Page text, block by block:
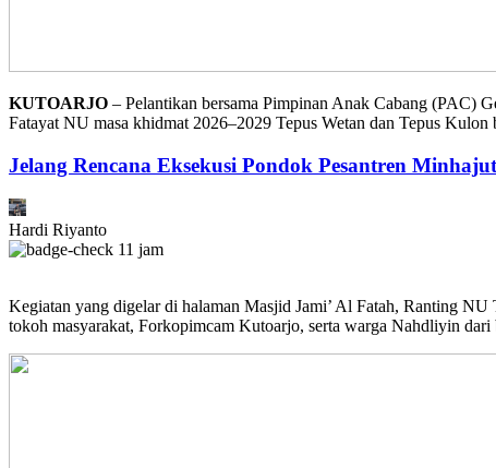
KUTOARJO – Pelantikan bersama Pimpinan Anak Cabang (PAC)
Fatayat NU masa khidmat 2026–2029 Tepus Wetan dan Tepus
Jelang Rencana Eksekusi Pondok Pesantren
Hardi Riyanto
11 jam
Kegiatan yang digelar di halaman Masjid Jami’ Al Fatah, Ranting
tokoh masyarakat, Forkopimcam Kutoarjo, serta warga Nahdliyin dari